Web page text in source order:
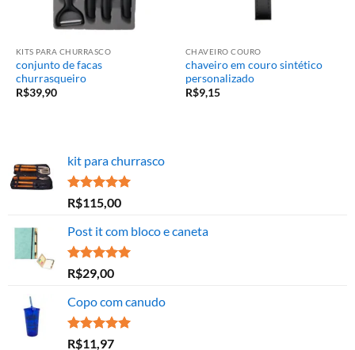
KITS PARA CHURRASCO
conjunto de facas
churrasqueiro
R$39,90
CHAVEIRO COURO
chaveiro em couro sintético
personalizado
R$9,15
kit para churrasco
Avaliação
5.00
de 5
R$115,00
Post it com bloco e caneta
Avaliação
5.00
de 5
R$29,00
Copo com canudo
Avaliação
R$11,97